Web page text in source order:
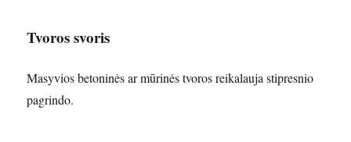
Tvoros svoris
Masyvios betoninės ar mūrinės tvoros reikalauja stipresnio
pagrindo.